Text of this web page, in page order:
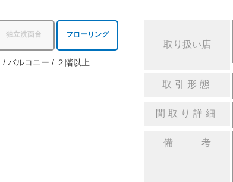
独立洗面台 フローリング
バルコニー ２階以上
取り扱い店
取引形態
間取り詳細
備 考